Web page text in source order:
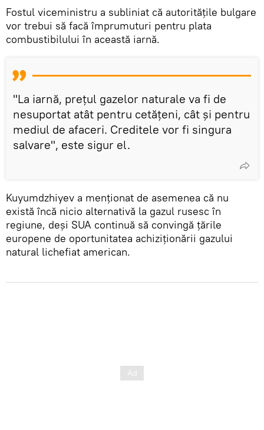
Fostul viceministru a subliniat că autoritățile bulgare
vor trebui să facă împrumuturi pentru plata
combustibilului în această iarnă.
"La iarnă, prețul gazelor naturale va fi de
nesuportat atât pentru cetățeni, cât și pentru
mediul de afaceri. Creditele vor fi singura
salvare", este sigur el.
Kuyumdzhiyev a menționat de asemenea că nu
există încă nicio alternativă la gazul rusesc în
regiune, deși SUA continuă să convingă țările
europene de oportunitatea achiziționării gazului
natural lichefiat american.